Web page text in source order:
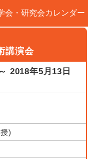
会・研究会カレンダー
講演会
2018年5月13日
)